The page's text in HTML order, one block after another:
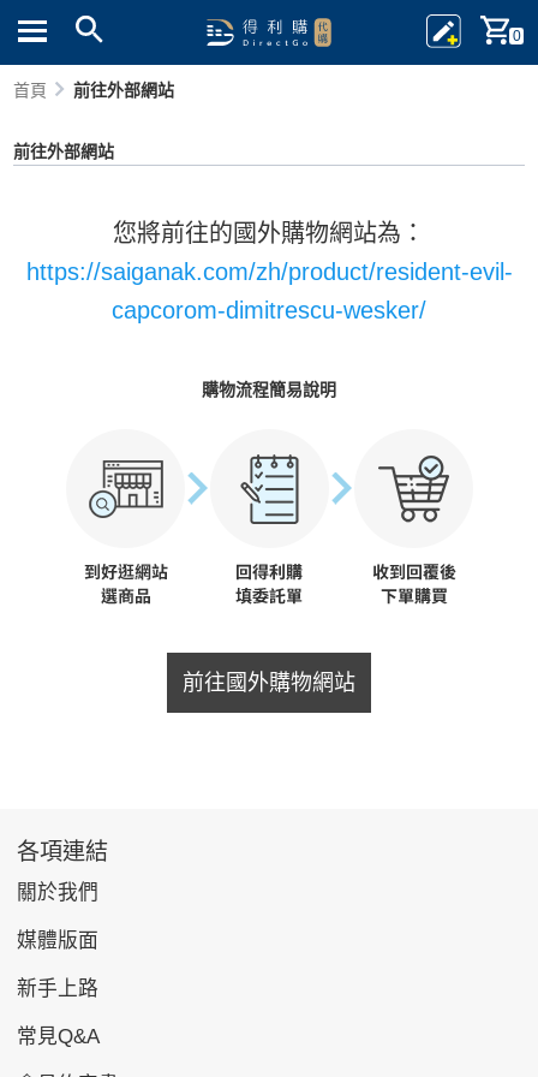
0
首頁 前往外部網站
前往外部網站
您將前往的國外購物網站為：
https://saiganak.com/zh/product/resident-evil-
capcorom-dimitrescu-wesker/
購物流程簡易說明
前往國外購物網站
各項連結
關於我們
媒體版面
新手上路
常見Q&A